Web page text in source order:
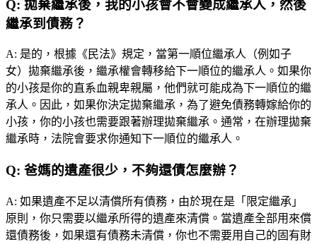
Q: 拋棄繼承後，我的小孩會不會變成繼承人，然後
繼承到債務？
A: 是的，根據《民法》規定，當第一順位繼承人（例如子
女）拋棄繼承後，繼承權會轉移給下一順位的繼承人。如果你
的小孩是你的直系血親卑親屬，他們就可能成為下一順位的繼
承人。因此，如果你決定拋棄繼承，為了避免債務轉嫁給你的
小孩，你的小孩也需要跟著辦理拋棄繼承。通常，在辦理拋棄
繼承時，法院會要求你通知下一順位的繼承人。
Q: 爸媽的遺產很少，不夠還債怎麼辦？
A: 如果遺產不足以清償所有債務，由於現在是「限定繼承」
原則，你只需要以繼承所得的遺產來清償。當遺產全部用來償
還債務後，如果還有債務未清償，你也不需要用自己的固有財